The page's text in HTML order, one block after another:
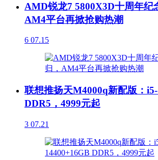
AMD锐龙7 5800X3D十周年纪
AM4平台再掀抢购热潮
6 07.15
联想推扬天M4000q新配版：
DDR5，4999元起
3 07.21